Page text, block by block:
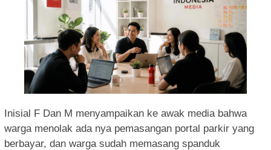
Inisial F Dan M menyampaikan ke awak media bahwa
warga menolak ada nya pemasangan portal parkir yang
berbayar, dan warga sudah memasang spanduk